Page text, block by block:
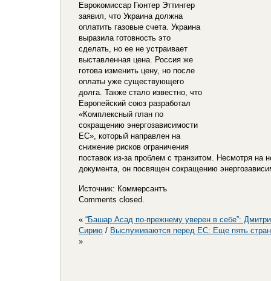
Еврокомиссар Гюнтер Эттингер
заявил, что Украина должна
оплатить газовые счета. Украина
выразила готовность это
сделать, но ее не устраивает
выставленная цена. Россия же
готова изменить цену, но после
оплаты уже существующего
долга. Также стало известно, что
Европейский союз разработал
«Комплексный план по
сокращению энергозависимости
ЕС», который направлен на
снижение рисков ограничения
поставок из-за проблем с транзитом. Несмотря на
документа, он посвящен сокращению
Источник: Коммерсантъ
Comments closed.
« “Башар Асад по-прежнему уверен в себе”:
Сирию / Выслуживаются перед ЕС: Еще пять стран
»